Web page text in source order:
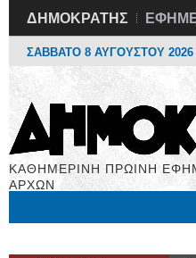
ΔΗΜΟΚΡΑΤΗΣ
ΣΑΒΒΑΤΟ 8 ΑΥΓΟΥΣΤΟΥ 2026
ΚΑΘΗΜΕΡΙΝΗ ΠΡΩΙΝΗ
ΑΡΧΩΝ